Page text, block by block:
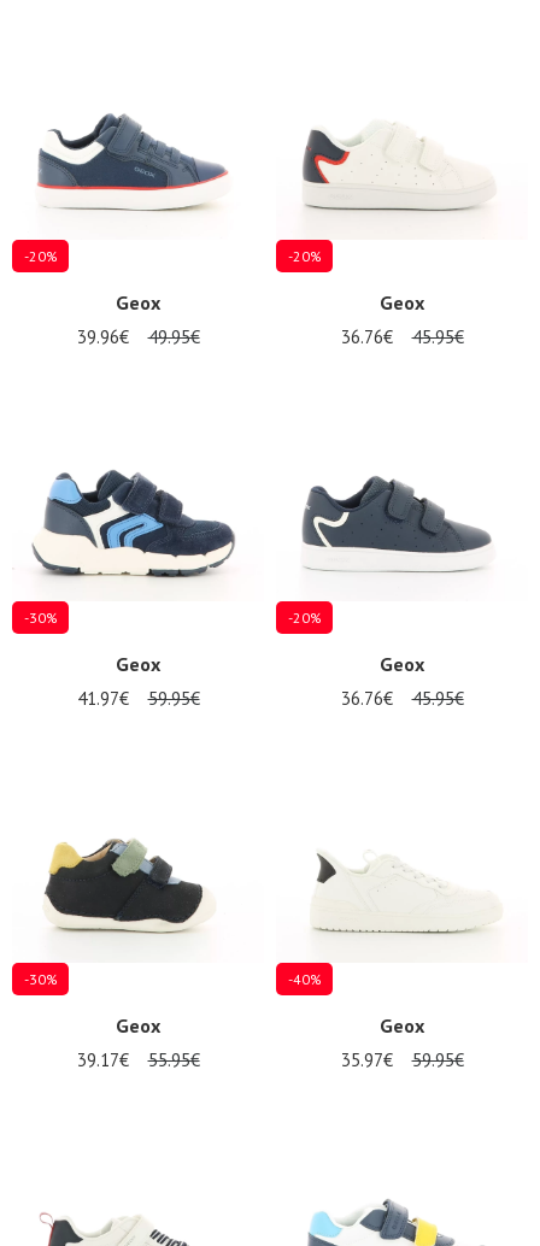
-20%
Geox
39.96€ 49.95€
-20%
Geox
36.76€ 45.95€
-30%
Geox
41.97€ 59.95€
-20%
Geox
36.76€ 45.95€
-30%
Geox
39.17€ 55.95€
-40%
Geox
35.97€ 59.95€